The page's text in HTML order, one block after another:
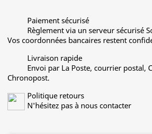
Paiement sécurisé
Règlement via un serveur sécurisé
Vos coordonnées bancaires restent
Livraison rapide
Envoi par La Poste, courrier postal,
Chronopost.
Politique retours
N'hésitez pas à nous contacter